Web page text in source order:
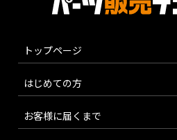
トップページ
はじめての方
お客様に届くまで